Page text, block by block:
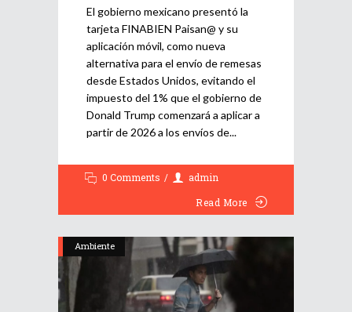
El gobierno mexicano presentó la
tarjeta FINABIEN Paisan@ y su
aplicación móvil, como nueva
alternativa para el envío de remesas
desde Estados Unidos, evitando el
impuesto del 1% que el gobierno de
Donald Trump comenzará a aplicar a
partir de 2026 a los envíos de
0 Comments
admin
Read More
Ambiente